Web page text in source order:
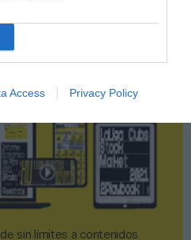
Access Privacy Policy
sin límites a contenidos